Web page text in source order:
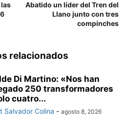
Abatido un líder del Tren del
Llano junto con tres
compinches
relacionados
Di Martino: «Nos han
250 transformadores
cuatro...
Salvador Colina - agosto 8, 2026